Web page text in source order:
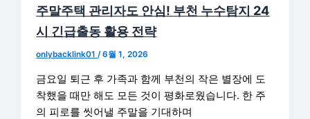
주말주택 관리자도 안심! 부천 누수탐지 24
시 긴급출동 활용 전략
onlybacklink01/6월 1, 2026
금요일 퇴근 후 가족과 함께 부천의 작은 별장에 도
착했을 때만 해도 모든 것이 평화로웠습니다. 한 주
의 피로를 씻어낼 주말을 기대하며